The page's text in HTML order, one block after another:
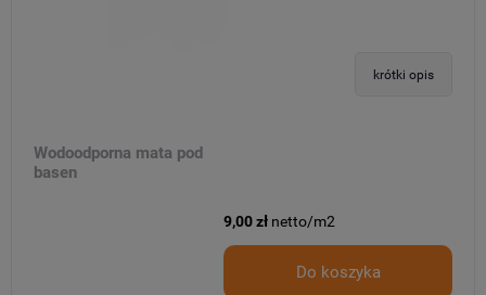
krótki opis
Wodoodporna mata pod
basen
9,00 zł netto/m2
Do koszyka